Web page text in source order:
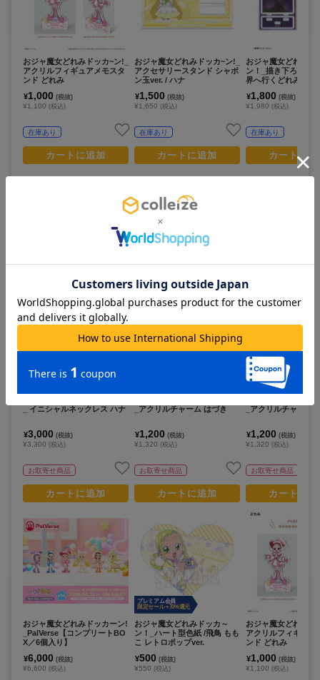
おジャ魔女どれみドッカ~ン!_
アクリルフィギュアメモスタ
ンド どれみ
¥1,000 (税抜)
¥1,100 (税込)
在庫あり
カートに追加
おジャ魔女どれみドッカ~ン!_
アクセサリースタンド シャボ
ン玉ver. / ハナ
¥1,500 (税抜)
¥1,650 (税込)
在庫あり
カートに追加
おジャ魔女どれみ
ン！_描き下ろし ど
界へ行くどれみたち
¥1,800 (税抜)
¥1,980 (税込)
在庫あり
カートに
こちらの商品もチェックしています
_ イニシャルネックレス ハナ
¥3,000 (税抜)
¥3,300 (税込)
お取寄せ商品
カートに追加
おジャ魔女どれみドッカーン!
_PalVerse【コンプリートBO
X／6個入り】
¥6,000 (税抜)
¥6,600 (税込)
_アクリルチャーム はづき
¥1,200 (税抜)
¥1,320 (税込)
お取寄せ商品
カートに追加
プレミアム会員
限定セール +70%還元
おジャ魔女どれみドッカ～
ン！_ハート型色紙 /飛鳥 もも
こ レトロポップver.
¥500 (税抜)
¥550 (税込)
_アクリルチャーム
¥1,200 (税抜)
¥1,320 (税込)
お取寄せ商品
カートに
おジャ魔女どれみド
アクリルフィギュア
ンド どれみ
¥1,000 (税抜)
¥1,100 (税込)